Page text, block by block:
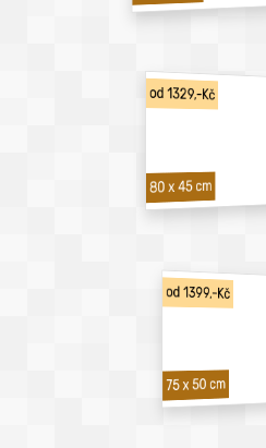
od 1329,-Kč
80 x 45 cm
od 1399,-Kč
75 x 50 cm